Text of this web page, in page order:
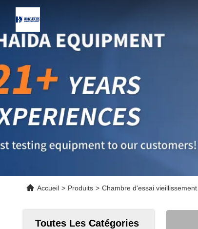
Accueil > Produits > Chambre d'essai vieillissement
Toutes Les Catégories